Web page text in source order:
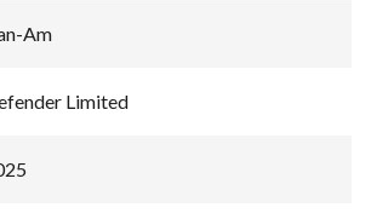
Am
Limited